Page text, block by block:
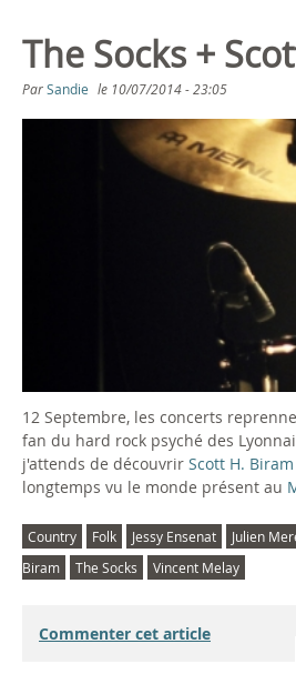
The Socks +
ParSandie le 10/07/2014 - 23:05
12 Septembre, les concerts
fan du hard rock psyché des
j'attends de découvrir Scott H. Biram
longtemps vu le monde présent au
Country Folk Jessy Ensenat Julien
Biram
The Socks Vincent Melay
Commenter cet article